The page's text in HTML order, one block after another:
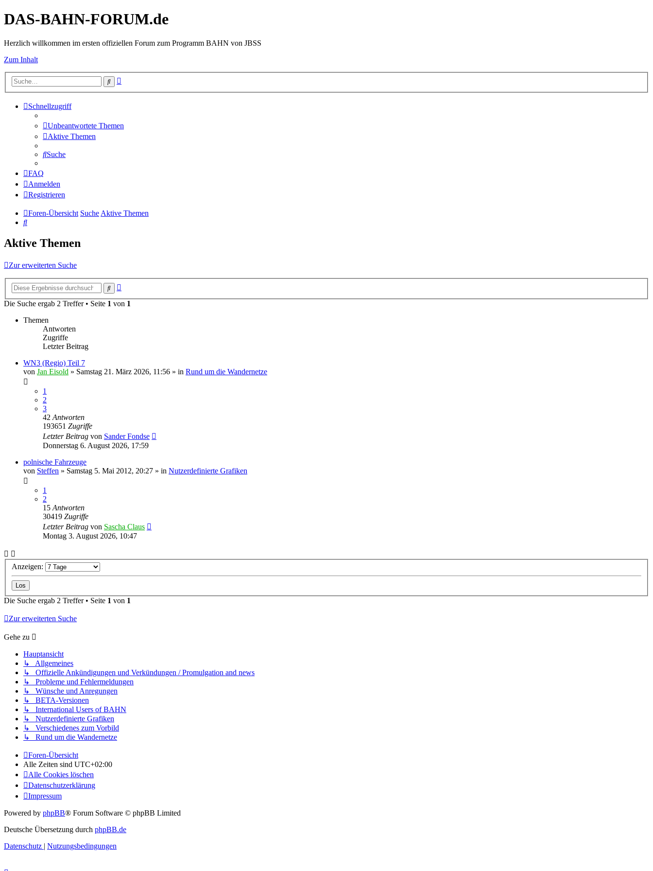
DAS-BAHN-FORUM.de
Herzlich willkommen im ersten offiziellen Forum zum Programm BAHN von JBSS
Zum Inhalt
Suche
Schnellzugriff
Unbeantwortete Themen
Aktive Themen
Suche
FAQ
Anmelden
Registrieren
Foren-Übersicht SucheAktive Themen
Suche
Aktive Themen
Zur erweiterten Suche
Suche
Die Suche ergab 2 Treffer • Seite 1 von 1
Themen
Antworten
Zugriffe
Letzter Beitrag
WN3 (Regio) Teil 7
von Jan Eisold » Samstag 21. März 2026, 11:56 » in Rund um die Wandernetze
1
2
3
42 Antworten
193651 Zugriffe
Letzter Beitrag von Sander Fondse
Donnerstag 6. August 2026, 17:59
polnische Fahrzeuge
von Steffen » Samstag 5. Mai 2012, 20:27 » in Nutzerdefinierte Grafiken
1
2
15 Antworten
30419 Zugriffe
Letzter Beitrag von Sascha Claus
Montag 3. August 2026, 10:47
Anzeigen:
Die Suche ergab 2 Treffer • Seite 1 von 1
Zur erweiterten Suche
Gehe zu
Hauptansicht
↳ Allgemeines
↳ Offizielle Ankündigungen und Verkündungen / Promulgation and news
↳ Probleme und Fehlermeldungen
↳ Wünsche und Anregungen
↳ BETA-Versionen
↳ International Users of BAHN
↳ Nutzerdefinierte Grafiken
↳ Verschiedenes zum Vorbild
↳ Rund um die Wandernetze
Foren-Übersicht
Alle Zeiten sind UTC+02:00
Alle Cookies löschen
Datenschutzerklärung
Impressum
Powered by phpBB® Forum Software © phpBB Limited
Deutsche Übersetzung durch phpBB.de
Datenschutz
Nutzungsbedingungen